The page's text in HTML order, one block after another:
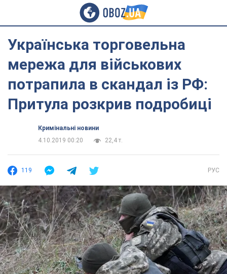
Українська торговельна
мережа для військових
потрапила в скандал із РФ:
Притула розкрив подробиці
Кримінальні новини
4.10.2019 00:20
22,4 т.
119 РУС